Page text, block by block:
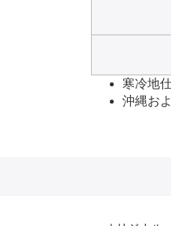
寒冷地
沖縄お